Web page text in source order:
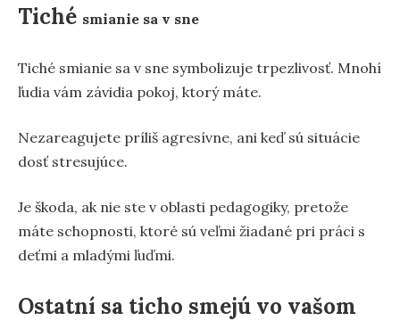
Tiché smianie sa v sne
Tiché smianie sa v sne symbolizuje trpezlivosť. Mnohí
ľudia vám závidia pokoj, ktorý máte.
Nezareagujete príliš agresívne, ani keď sú situácie
dosť stresujúce.
Je škoda, ak nie ste v oblasti pedagogiky, pretože
máte schopnosti, ktoré sú veľmi žiadané pri práci s
deťmi a mladými ľuďmi.
Ostatní sa ticho smejú vo vašom